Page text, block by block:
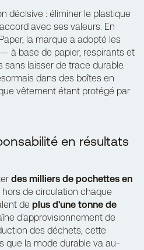
décisive : éliminer le plastique
avec ses valeurs. En
la marque a adopté les
à base de papier, respirants et
laisser de trace durable.
dans des boîtes en
vêtement étant protégé par
en résultats
des milliers de pochettes en
hors de circulation chaque
de plus d'une tonne de
d'approvisionnement de
des déchets, cette
que la mode durable va au-